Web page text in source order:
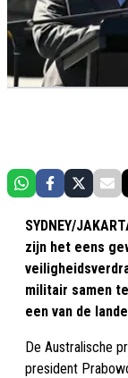
SYDNEY/
zijn het eens
militair samen
een van de
De Australische
president